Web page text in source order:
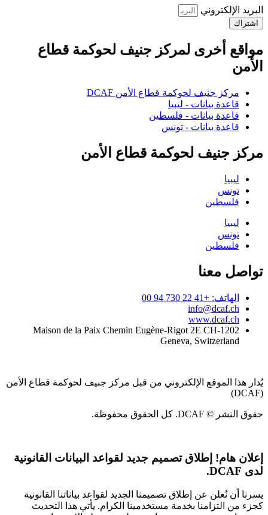
البريد الإلكتروني
اشتراك
مواقع أخرى لمركز جنيف لحوكمة قطاع
الأمن
مركز جنيف لحوكمة قطاع الأمن DCAF
قاعدة بيانات - ليبيا
قاعدة بيانات - فلسطين
قاعدة بيانات - تونس
مركز جنيف لحوكمة قطاع الأمن
ليبيا
تونس
فلسطين
ليبيا
تونس
فلسطين
تواصل معنا
الهاتف: +41 22 730 94 00
info@dcaf.ch
www.dcaf.ch
Maison de la Paix Chemin Eugène-Rigot 2E CH-1202
Geneva, Switzerland
يُدار هذا الموقع الإلكتروني من قبل مركز جنيف لحوكمة قطاع الأمن
(DCAF)
حقوق النشر © DCAF. كل الحقوق محفوظة.
إعلان هام! إطلاق تصميم جديد لقواعد البيانات القانونية
لدى DCAF.
يسرنا أن نُعلن عن إطلاق تصميمنا الجديد لقواعد بياناتنا القانونية
كجزء من التزامنا بخدمة مستخدمينا الكرام. يأتي هذا التحديث